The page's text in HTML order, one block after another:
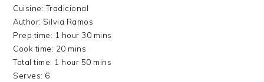
Cuisine:Tradicional
Author: Silvia Ramos
Prep time: 1 hour 30 mins
Cook time: 20 mins
Total time: 1 hour 50 mins
Serves: 6